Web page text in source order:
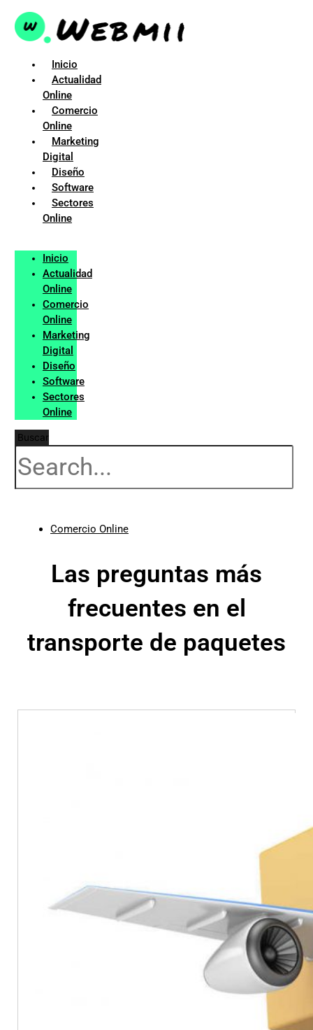
contenido
Inicio
Actualidad
Online
Comercio
Online
Marketing
Digital
Diseño
Software
Sectores
Online
Inicio
Actualidad
Online
Comercio
Online
Marketing
Digital
Diseño
Software
Sectores
Online
Buscar
Comercio Online
Las preguntas más
frecuentes en el
transporte de paquetes